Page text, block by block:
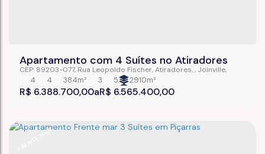
Apartamento com 4 Suítes no Atiradores
R$ 6.388.700,00 R$ 6.565.400,00
CEP: 89203-077, Rua Leopoldo Fischer,Atiradores , Joinville,
Santa Catarina,Brasil
4 5
384m²
4 3 2910m²
FRENTE MAR